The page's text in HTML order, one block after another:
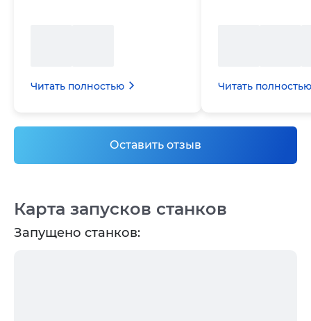
Карта запусков станков
Запущено станков:
Читать полностью Читать полностью
Оставить отзыв